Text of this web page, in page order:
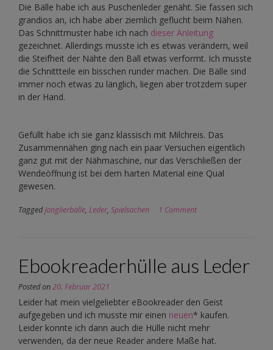
Die Bälle habe ich aus Puschenleder genäht. Sie fassen sich
grandios an, ich habe aber ziemlich geflucht beim Nähen.
Das Schnittmuster habe ich nach dieser Anleitung
gezeichnet. Allerdings musste ich es etwas verändern, weil
die Steifheit der Nähte den Ball etwas verformt. Ich musste
die Schnittteile ein bisschen runder machen. Die Bälle sind
immer noch etwas zu länglich, liegen aber trotzdem super
in der Hand.
Gefüllt habe ich sie ganz klassisch mit Milchreis. Das
Zusammennähen ging nach ein paar Versuchen eigentlich
ganz gut mit der Nähmaschine, nur das Verschließen der
Wendeöffnung ist bei dem harten Material eine Qual
gewesen.
TaggedJonglierbälle, Leder, Spielsachen 1 Comment
Ebookreaderhülle aus Leder
Posted on20. Februar 2021
Leider hat mein vielgeliebter eBookreader den Geist
aufgegeben und ich musste mir einen neuen* kaufen.
Leider konnte ich dann auch die Hülle nicht mehr
verwenden, da der neue Reader andere Maße hat.